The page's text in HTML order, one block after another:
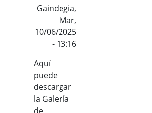
Gaindegia,
Mar,
10/06/2025
- 13:16
Aquí
puede
descargar
la Galería
de